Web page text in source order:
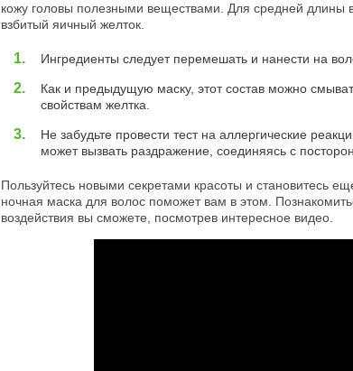
кожу головы полезными веществами. Для средней длины
взбитый яичный желток.
Ингредиенты следует перемешать и нанести на
Как и предыдущую маску, этот состав можно
свойствам желтка.
Не забудьте провести тест на аллергические
может вызвать раздражение, соединяясь с
Пользуйтесь новыми секретами красоты и становитесь
ночная маска для волос поможет вам в этом.
воздействия вы сможете, посмотрев интересное видео.